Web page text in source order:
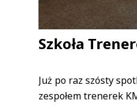
Szkoła
Już po raz szósty
zespołem trenerek